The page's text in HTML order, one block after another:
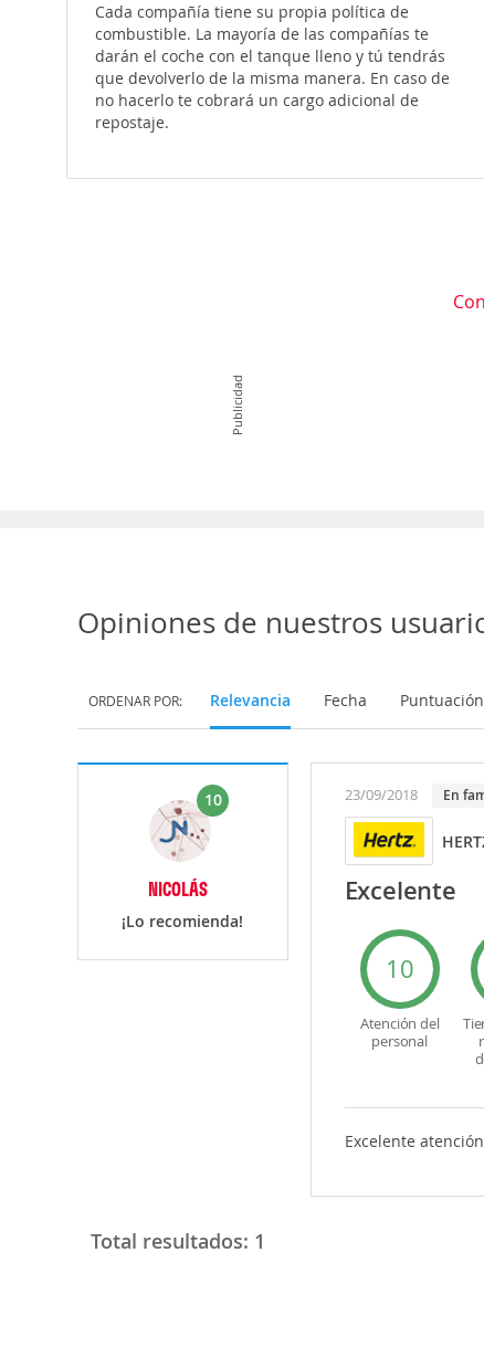
Cada compañía tiene su propia política de
combustible. La mayoría de las compañías te
darán el coche con el tanque lleno y tú tendrás
que devolverlo de la misma manera. En caso de
no hacerlo te cobrará un cargo adicional de
repostaje.
Publicidad
Opiniones de nuestros
ORDENAR POR: Relevancia Fecha Puntuación
10
NICOLÁS
¡Lo recomienda!
23/09/2018 En
Excelente
10
Atención del
personal
Excelente
Total resultados: 1